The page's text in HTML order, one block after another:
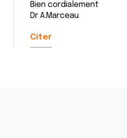
Bien cordialement
Dr A.Marceau
Citer